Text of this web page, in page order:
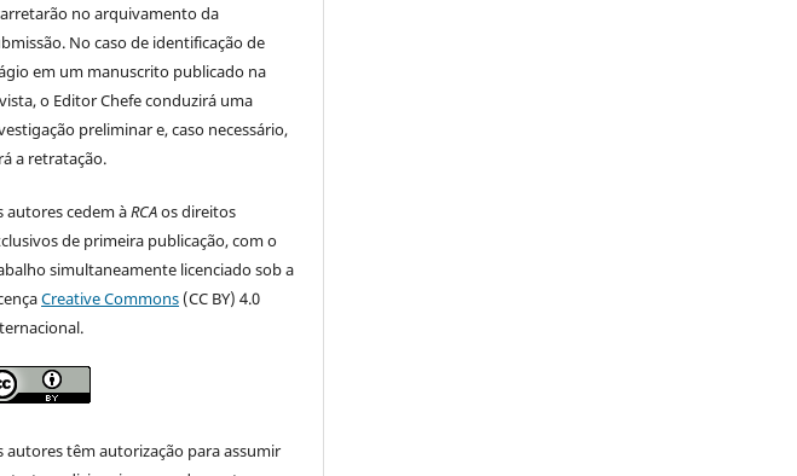
no arquivamento da
No caso de identificação de
em um manuscrito publicado na
o Editor Chefe conduzirá uma
preliminar e, caso necessário,
a retratação.
autores cedem àRCAos direitos
de primeira publicação, com o
simultaneamente licenciado sob a
Creative Commons (CC BY) 4.0
autores têm autorização para assumir